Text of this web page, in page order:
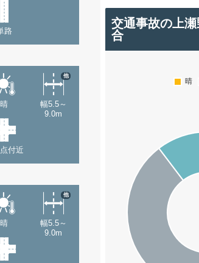
路
晴
幅5.5～
9.0m
他
付近
晴
幅5.5～
9.0m
他
交通事故の上
合